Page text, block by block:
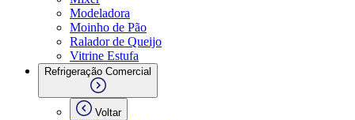
Modeladora
Moinho de Pão
Ralador de Queijo
Vitrine Estufa
Refrigeração Comercial
Voltar